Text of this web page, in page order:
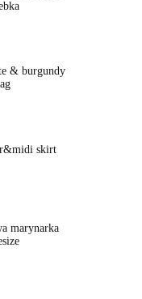
& burgundy
skirt
marynarka